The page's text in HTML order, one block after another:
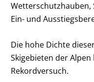
Ein- und
Die hohe Dichte
Skigebieten der
Rekordversuch.